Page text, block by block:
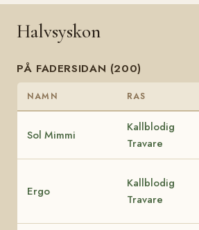
Halvsyskon
PÅ FADERSIDAN (200)
NAMN RAS
Sol Mimmi
Kallblodig
Travare
Ergo
Kallblodig
Travare